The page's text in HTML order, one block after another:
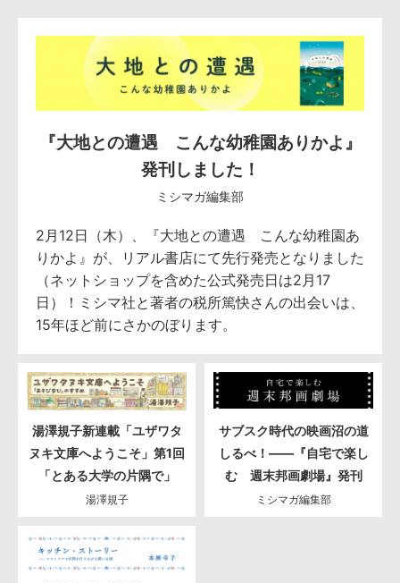
『大地との遭遇 こんな幼稚園ありかよ』
発刊しました！
ミシマガ編集部
2月12日（木）、『大地との遭遇 こんな幼稚園あ
りかよ』が、リアル書店にて先行発売となりました
（ネットショップを含めた公式発売日は2月17
日）！ミシマ社と著者の税所篤快さんの出会いは、
15年ほど前にさかのぼります。
湯澤規子新連載「ユザワタ
ヌキ文庫へようこそ」第1回
「とある大学の片隅で」
湯澤規子
サブスク時代の映画沼の道
しるべ！――『自宅で楽し
む 週末邦画劇場』発刊
ミシマガ編集部